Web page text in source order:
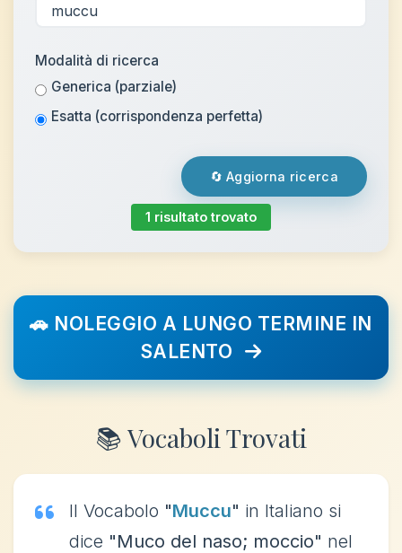
Modalità di ricerca
Generica (parziale)
Esatta (corrispondenza perfetta)
🔄 Aggiorna ricerca
1 risultato trovato
🚗 NOLEGGIO A LUNGO TERMINE IN
SALENTO
📚 Vocaboli Trovati
Il Vocabolo "Muccu" in Italiano si
dice "Muco del naso; moccio" nel